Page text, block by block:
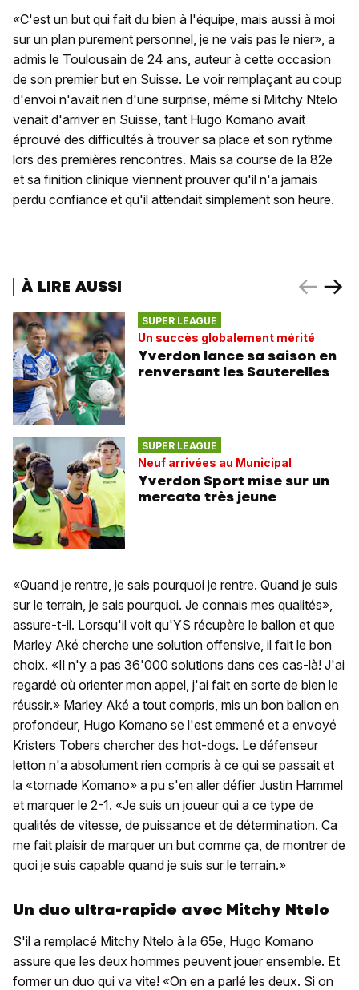
«C'est un but qui fait du bien à l'équipe, mais aussi à moi
sur un plan purement personnel, je ne vais pas le nier», a
admis le Toulousain de 24 ans, auteur à cette occasion
de son premier but en Suisse. Le voir remplaçant au coup
d'envoi n'avait rien d'une surprise, même si Mitchy Ntelo
venait d'arriver en Suisse, tant Hugo Komano avait
éprouvé des difficultés à trouver sa place et son rythme
lors des premières rencontres. Mais sa course de la 82e
et sa finition clinique viennent prouver qu'il n'a jamais
perdu confiance et qu'il attendait simplement son heure.
À LIRE AUSSI
SUPER LEAGUE
Un succès globalement mérité
Yverdon lance sa saison en
renversant les Sauterelles
SUPER LEAGUE
Neuf arrivées au Municipal
Yverdon Sport mise sur un
mercato très jeune
«Quand je rentre, je sais pourquoi je rentre. Quand je suis
sur le terrain, je sais pourquoi. Je connais mes qualités»,
assure-t-il. Lorsqu'il voit qu'YS récupère le ballon et que
Marley Aké cherche une solution offensive, il fait le bon
choix. «Il n'y a pas 36'000 solutions dans ces cas-là! J'ai
regardé où orienter mon appel, j'ai fait en sorte de bien le
réussir.» Marley Aké a tout compris, mis un bon ballon en
profondeur, Hugo Komano se l'est emmené et a envoyé
Kristers Tobers chercher des hot-dogs. Le défenseur
letton n'a absolument rien compris à ce qui se passait et
la «tornade Komano» a pu s'en aller défier Justin Hammel
et marquer le 2-1. «Je suis un joueur qui a ce type de
qualités de vitesse, de puissance et de détermination. Ca
me fait plaisir de marquer un but comme ça, de montrer de
quoi je suis capable quand je suis sur le terrain.»
Un duo ultra-rapide avec Mitchy Ntelo
S'il a remplacé Mitchy Ntelo à la 65e, Hugo Komano
assure que les deux hommes peuvent jouer ensemble. Et
former un duo qui va vite! «On en a parlé les deux. Si on